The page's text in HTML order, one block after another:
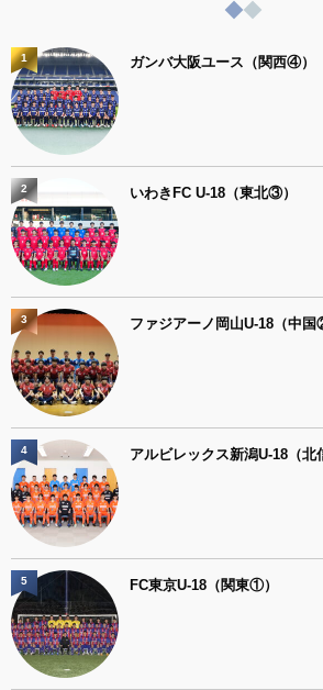
ガンバ大阪ユース（関西④）
1
いわきFC U-18（東北③）
2
ファジアーノ岡山U-18（中国
3
アルビレックス新潟U-18（北
4
FC東京U-18（関東①）
5